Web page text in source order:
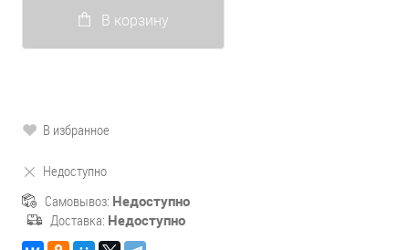
В корзину
В избранное
Недоступно
Самовывоз: Недоступно
Доставка: Недоступно